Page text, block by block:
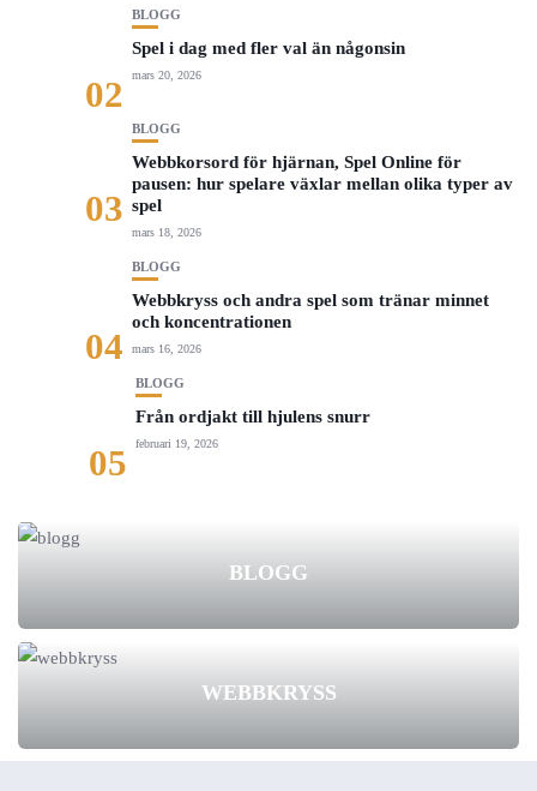
02
BLOGG
Spel i dag med fler val än någonsin
mars 20, 2026
03
BLOGG
Webbkorsord för hjärnan, Spel Online för
pausen: hur spelare växlar mellan olika typer av
spel
mars 18, 2026
04
BLOGG
Webbkryss och andra spel som tränar minnet
och koncentrationen
mars 16, 2026
05
BLOGG
Från ordjakt till hjulens snurr
februari 19, 2026
BLOGG
WEBBKRYSS